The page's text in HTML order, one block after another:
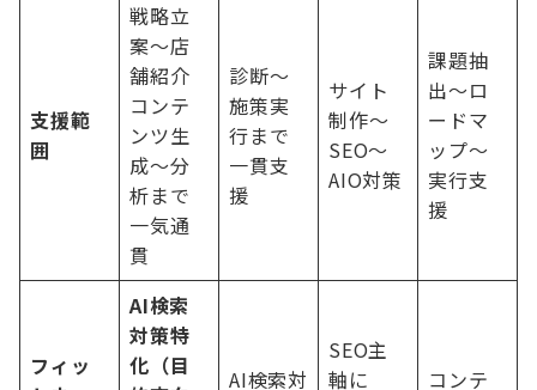
支援範
囲
戦略立
案〜店
舗紹介
コンテ
ンツ生
成〜分
析まで
一気通
貫
診断〜
施策実
行まで
一貫支
援
サイト
制作〜
SEO〜
AIO対策
課題抽
出〜ロ
ードマ
ップ〜
実行支
援
フィッ
AI検索
対策特
化（目
AI検索対
SEO主
軸に
コンテ